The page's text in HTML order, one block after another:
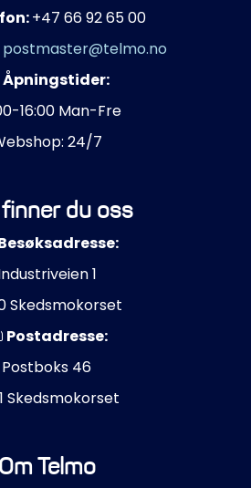
+47 66 92 65 00
postmaster@telmo.no
Åpningstider:
16:00 Man-Fre
24/7
du oss
1
Skedsmokorset
Postadresse:
Postboks 46
Skedsmokorset
Om Telmo